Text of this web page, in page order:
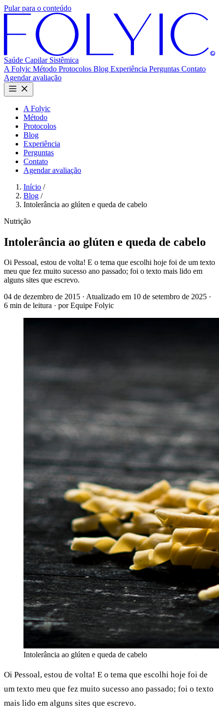
Pular para o conteúdo
Saúde Capilar Sistêmica
A Folyic Método Protocolos Blog Experiência Perguntas Contato
Agendar avaliação
A Folyic
Método
Protocolos
Blog
Experiência
Perguntas
Contato
Agendar avaliação
Início /
Blog /
Intolerância ao glúten e queda de cabelo
Nutrição
Intolerância ao glúten e queda de cabelo
Oi Pessoal, estou de volta! E o tema que escolhi hoje foi de um texto
meu que fez muito sucesso ano passado; foi o texto mais lido em
alguns sites que escrevo.
04 de dezembro de 2015 · Atualizado em 10 de setembro de 2025 ·
6 min de leitura · por Equipe Folyic
Intolerância ao glúten e queda de cabelo
Oi Pessoal, estou de volta! E o tema que escolhi hoje foi de
um texto meu que fez muito sucesso ano passado; foi o texto
mais lido em alguns sites que escrevo.